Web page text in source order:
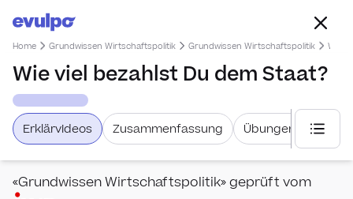
Home Grundwissen Wirtschaftspolitik Grundwissen Wirtschaftspolitik Wie
Wie viel bezahlst Du dem Staat?
Erklärvideos Zusammenfassung Übungen
«Grundwissen Wirtschaftspolitik» geprüft vom